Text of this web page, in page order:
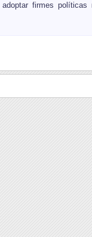
firmes políticas